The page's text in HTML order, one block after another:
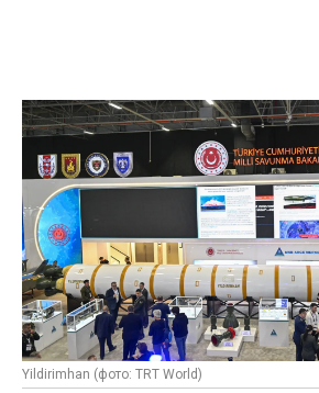
Yildirimhan (фото: TRT World)